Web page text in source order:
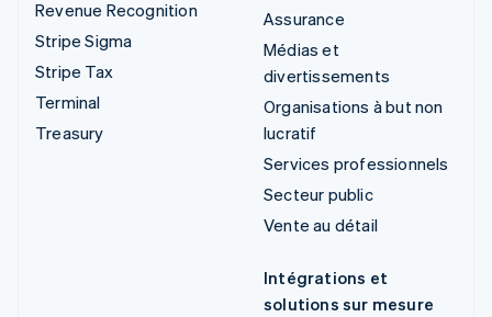
Revenue Recognition
Stripe Sigma
Stripe Tax
Terminal
Treasury
Assurance
Médias et
divertissements
Organisations à but non
lucratif
Services professionnels
Secteur public
Vente au détail
Intégrations et
solutions sur mesure